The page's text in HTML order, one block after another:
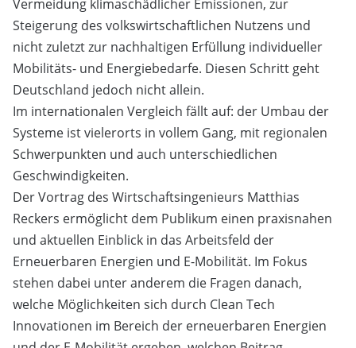
Vermeidung klimaschädlicher Emissionen, zur
Steigerung des volkswirtschaftlichen Nutzens und
nicht zuletzt zur nachhaltigen Erfüllung individueller
Mobilitäts- und Energiebedarfe. Diesen Schritt geht
Deutschland jedoch nicht allein.
Im internationalen Vergleich fällt auf: der Umbau der
Systeme ist vielerorts in vollem Gang, mit regionalen
Schwerpunkten und auch unterschiedlichen
Geschwindigkeiten.
Der Vortrag des Wirtschaftsingenieurs Matthias
Reckers ermöglicht dem Publikum einen praxisnahen
und aktuellen Einblick in das Arbeitsfeld der
Erneuerbaren Energien und E-Mobilität. Im Fokus
stehen dabei unter anderem die Fragen danach,
welche Möglichkeiten sich durch Clean Tech
Innovationen im Bereich der erneuerbaren Energien